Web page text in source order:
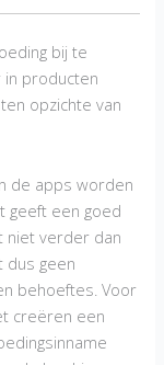
bij te
producten
opzichte van
de apps worden
geeft een goed
niet verder dan
dus geen
behoeftes. Voor
creëren een